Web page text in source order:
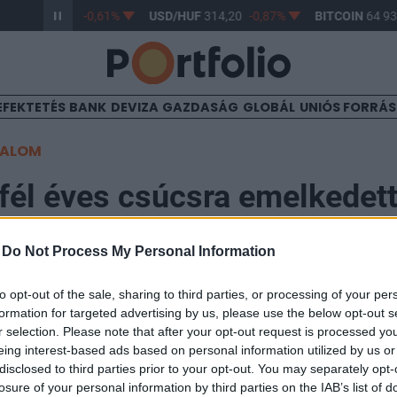
Do Not Process My Personal Information
opt-out of the sale, sharing to third parties, or processing of your
for targeted advertising by us, please use the below opt-out
selection. Please note that after your opt-out request is processed
interest-based ads based on personal information utilized by us
to third parties prior to your opt-out. You may separately
of your personal information by third parties on the IAB’s list of
363,17 -0,61% USD/HUF 314,20 -0,87% BITCOIN64
BANK DEVIZA GAZDASÁG GLOBÁL UNIÓS
éves csúcsra
igénye volt a magyar államháztartásnak az első
a GDP-arányos államadósság négy és fél éves